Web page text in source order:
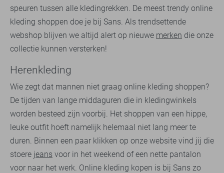
speuren tussen alle kledingrekken. De meest trendy online
kleding shoppen doe je bij Sans. Als trendsettende
webshop blijven we altijd alert op nieuwe merken die onze
collectie kunnen versterken!
Herenkleding
Wie zegt dat mannen niet graag online kleding shoppen?
De tijden van lange middaguren die in kledingwinkels
worden besteed zijn voorbij. Het shoppen van een hippe,
leuke outfit hoeft namelijk helemaal niet lang meer te
duren. Binnen een paar klikken op onze website vind jij die
stoere jeans voor in het weekend of een nette pantalon
voor naar het werk. Online kleding kopen is bij Sans zo